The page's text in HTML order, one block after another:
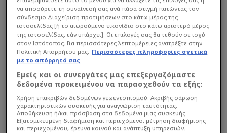
View this post on Instagram
να αποσύρετε τη συναίνεσή σας ανά πάσα στιγμή πατώντας τον
σύνδεσμο Διαχείριση προτιμήσεων στο κάτω μέρος της
ιστοσελίδας [ή το αιωρούμενο εικονίδιο στο κάτω αριστερό μέρος
της ιστοσελίδας, εάν υπάρχει]. Οι επιλογές σας θα τεθούν σε ισχύ
στον Ιστότοπος. Για περισσότερες λεπτομέρειες ανατρέξτε στην
Πολιτική Απορρήτου μας. Περισσότερες πληροφορίες σχετικά
με το απόρρητό σας
Εμείς και οι συνεργάτες μας επεξεργαζόμαστε
δεδομένα προκειμένου να παρασχεθούν τα εξής:
Χρήση επακριβών δεδομένων γεωεντοπισμού. Ακριβής σάρωση
χαρακτηριστικών συσκευής για αναγνώριση ταυτότητας.
Αποθήκευση ή/και πρόσβαση στα δεδομένα μιας συσκευής.
Εξατομικευμένη διαφήμιση και περιεχόμενο, μέτρηση διαφήμισης
και περιεχομένου, έρευνα κοινού και ανάπτυξη υπηρεσιών.